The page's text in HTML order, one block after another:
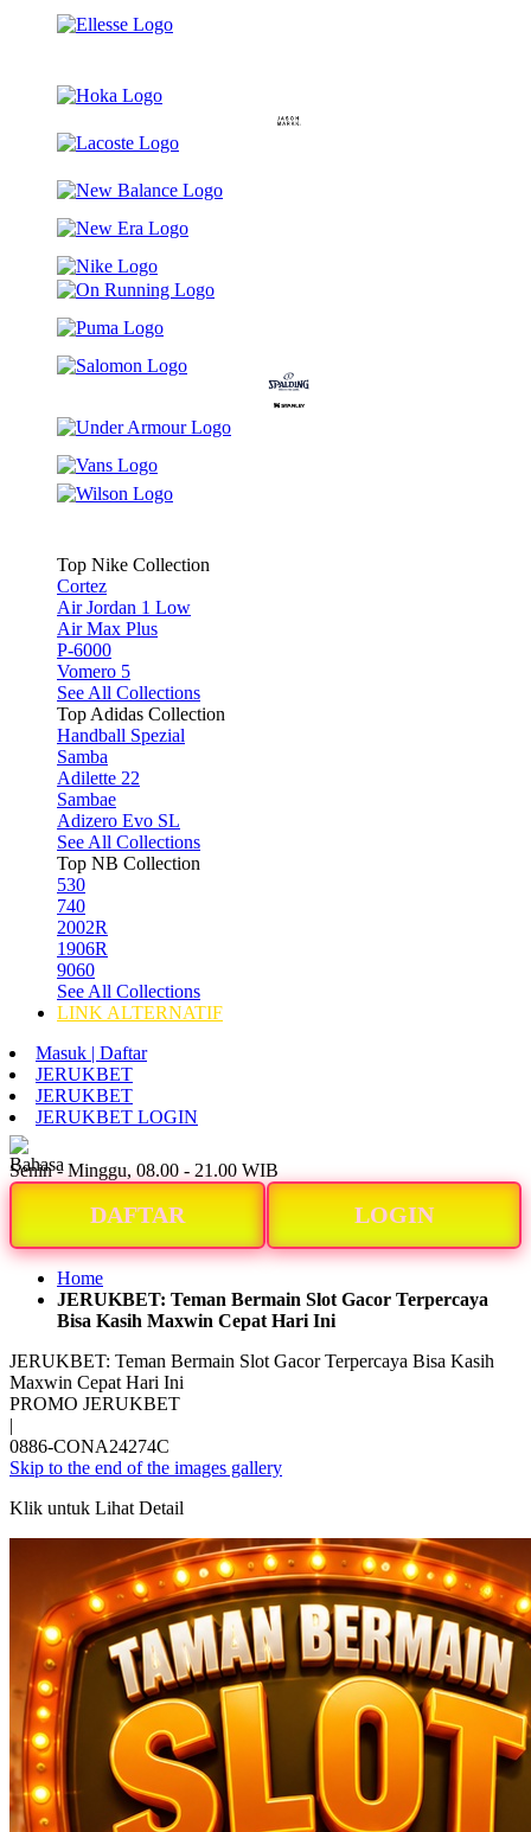
Top Nike Collection
Cortez
Air Jordan 1 Low
Air Max Plus
P-6000
Vomero 5
See All Collections
Top Adidas Collection
Handball Spezial
Samba
Adilette 22
Sambae
Adizero Evo SL
See All Collections
Top NB Collection
530
740
2002R
1906R
9060
See All Collections
LINK ALTERNATIF
Masuk | Daftar
JERUKBET
JERUKBET
JERUKBET LOGIN
Senin - Minggu, 08.00 - 21.00 WIB
DAFTAR LOGIN
Home
JERUKBET: Teman Bermain Slot Gacor Terpercaya
Bisa Kasih Maxwin Cepat Hari Ini
JERUKBET: Teman Bermain Slot Gacor Terpercaya Bisa Kasih
Maxwin Cepat Hari Ini
PROMO JERUKBET
|
0886-CONA24274C
Skip to the end of the images gallery
Klik untuk Lihat Detail